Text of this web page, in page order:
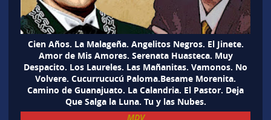
Cien Años. La Malageña. Angelitos Negros. El Jinete.
Amor de Mis Amores. Serenata Huasteca. Muy
Despacito. Los Laureles. Las Mañanitas. Vamonos. No
Volvere. Cucurrucucú Paloma.Besame Morenita.
Camino de Guanajuato. La Calandria. El Pastor. Deja
Que Salga la Luna. Tu y las Nubes.
MDV